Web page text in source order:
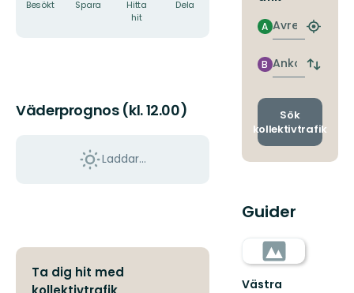
Besökt Spara
Hitta
hit
Dela
Väderprognos (kl. 12.00)
Laddar...
Ta dig hit med
Avresa
A
Hitta
Ankomst
B
Byt
och
Sök
kollektivtrafik
Guider
Västra